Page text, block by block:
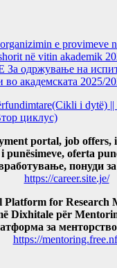
e provimeve
në vitin akademik
одржување на испити
во академската 2025/
i dytë)
циклус)
portal, job offers,
punësimeve, oferta
понуди
https://career.site.je/
Platform for Research
Dixhitale për
за
https://